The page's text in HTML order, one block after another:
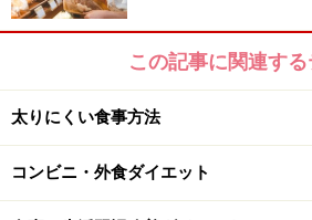
さらに詳しく知りたい方は、「
太りにくい体質を作る朝食とは？
※ダイエットは個人の体質、また、誤った
自身の体質及び健康状態を十分に考慮し
この記事に関連す
太りにくい食事方法
コンビニ・外食ダイエット